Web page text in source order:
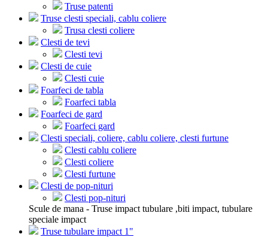
Truse patenti
Truse clesti speciali, cablu coliere
Trusa clesti coliere
Clesti de tevi
Clesti tevi
Clesti de cuie
Clesti cuie
Foarfeci de tabla
Foarfeci tabla
Foarfeci de gard
Foarfeci gard
Clesti speciali, coliere, cablu coliere, clesti furtune
Clesti cablu coliere
Clesti coliere
Clesti furtune
Clesti de pop-nituri
Clesti pop-nituri
Scule de mana - Truse impact tubulare ,biti impact, tubulare
speciale impact
Truse tubulare impact 1"